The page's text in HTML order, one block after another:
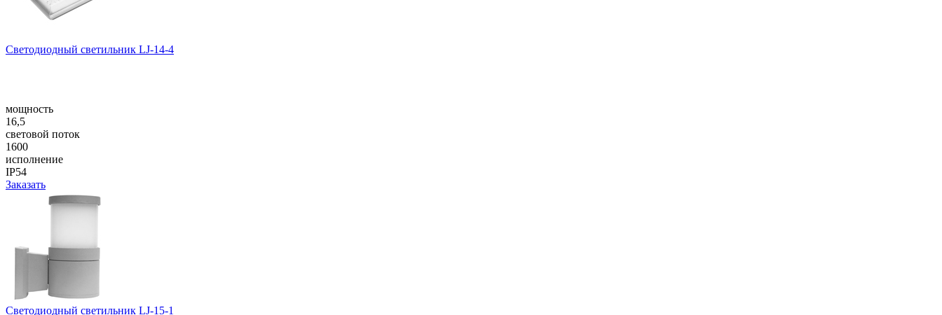
Светодиодный светильник LJ-14-4
мощность
16,5
световой поток
1600
исполнение
IP54
Заказать
Светодиодный светильник LJ-15-1